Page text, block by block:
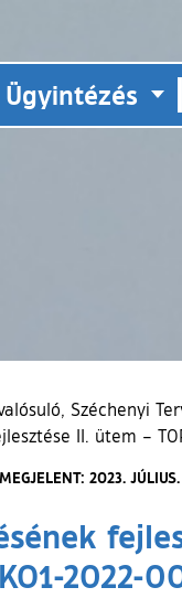
Ügyintézés
Széchenyi
II. ütem –
MEGJELENT: 2023.
2022-